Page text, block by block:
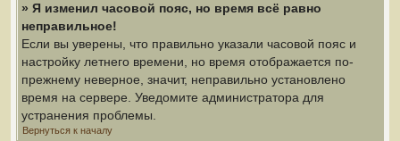
» Я изменил часовой пояс, но время всё равно
неправильное!
Если вы уверены, что правильно указали часовой пояс и
настройку летнего времени, но время отображается по-
прежнему неверное, значит, неправильно установлено
время на сервере. Уведомите администратора для
устранения проблемы.
Вернуться к началу